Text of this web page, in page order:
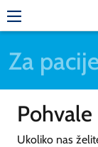
Za
Pohvale
Ukoliko nas